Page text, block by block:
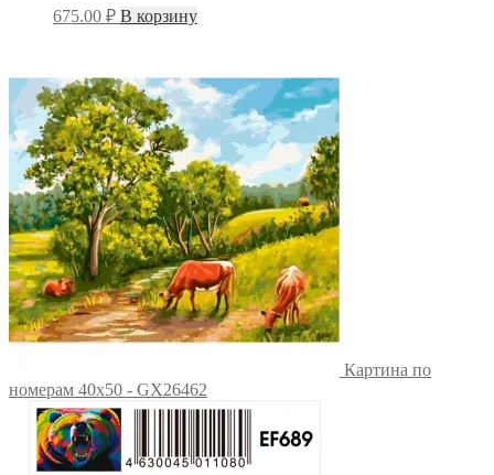
675.00 ₽ В корзину
Картина по
номерам 40х50 - GX26462